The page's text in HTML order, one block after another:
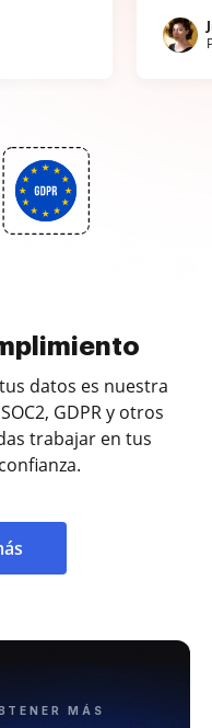
datos es nuestra
GDPR y otros
trabajar en tus
MÁS